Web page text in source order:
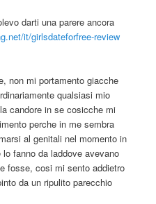
darti una parere ancora
it/girlsdateforfree-review
non mi portamento giacche
qualsiasi mio
candore in se cosicche mi
perche in me sembra
al genitali nel momento in
fanno da laddove avevano
fosse, cosi mi sento addietro
da un ripulito parecchio